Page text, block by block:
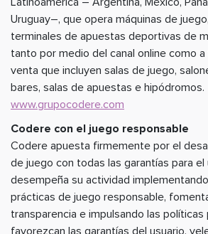
Uruguay–, que opera máquinas de
terminales de apuestas deportivas de
tanto por medio del canal online como
venta que incluyen salas de juego,
bares, salas de apuestas e hipódromos.
www.grupocodere.com
Codere con el juego responsable
Codere apuesta firmemente por el
de juego con todas las garantías para el
desempeña su actividad
prácticas de juego responsable,
transparencia e impulsando las políticas
favorezcan las garantías del usuario,